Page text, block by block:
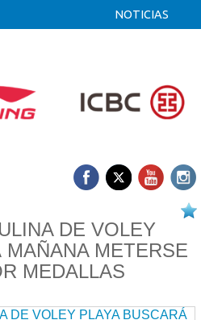
NOTICIAS
DE VOLEY
MAÑANA METERSE
MEDALLAS